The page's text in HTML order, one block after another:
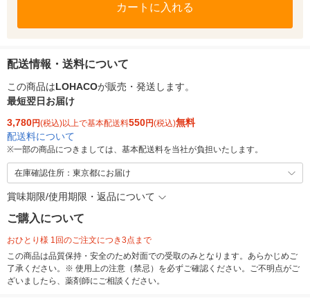
カートに入れる
配送情報・送料について
この商品はLOHACOが販売・発送します。
最短翌日お届け
3,780円(税込)以上で基本配送料550円(税込)無料
配送料について
※一部の商品につきましては、基本配送料を当社が負担いたします。
在庫確認住所：東京都にお届け
賞味期限/使用期限・返品について
ご購入について
おひとり様 1回のご注文につき3点まで
この商品は品質保持・安全のため対面での受取のみとなります。あらかじめご
了承ください。※ 使用上の注意（禁忌）を必ずご確認ください。ご不明点がご
ざいましたら、薬剤師にご相談ください。